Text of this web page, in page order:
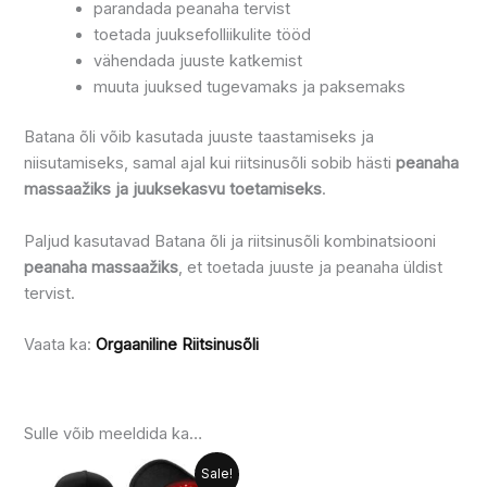
parandada peanaha tervist
toetada juuksefolliikulite tööd
vähendada juuste katkemist
muuta juuksed tugevamaks ja paksemaks
Batana õli võib kasutada juuste taastamiseks ja
niisutamiseks, samal ajal kui riitsinusõli sobib hästipeanaha
massaažiks ja juuksekasvu toetamiseks.
Paljud kasutavad Batana õli ja riitsinusõli kombinatsiooni
peanaha massaažiks, et toetada juuste ja peanaha üldist
tervist.
Vaata ka:Orgaaniline Riitsinusõli
Sulle võib meeldida ka…
Sale!
Algne
Praegune